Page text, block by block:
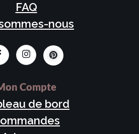
FAQ
nous
Compte
de bord